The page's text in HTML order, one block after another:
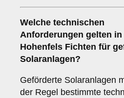
Welche technischen
Anforderungen gelten in
Hohenfels Fichten für
Solaranlagen?
Geförderte Solaranlagen
der Regel bestimmte